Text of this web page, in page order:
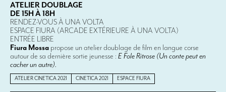
ATELIER DOUBLAGE
DE 15H À 18H
RENDEZ-VOUS À UNA VOLTA
ESPACE FIURA (ARCADE EXTÉRIEURE À UNA VOLTA)
ENTRÉE LIBRE
Fiura Mossa propose un atelier doublage de film en langue corse
autour de sa dernière sortie jeunesse : E Fole Ritrose (Un conte peut en
cacher un autre).
ATELIER CINETICA 2021 CINETICA 2021 ESPACE FIURA